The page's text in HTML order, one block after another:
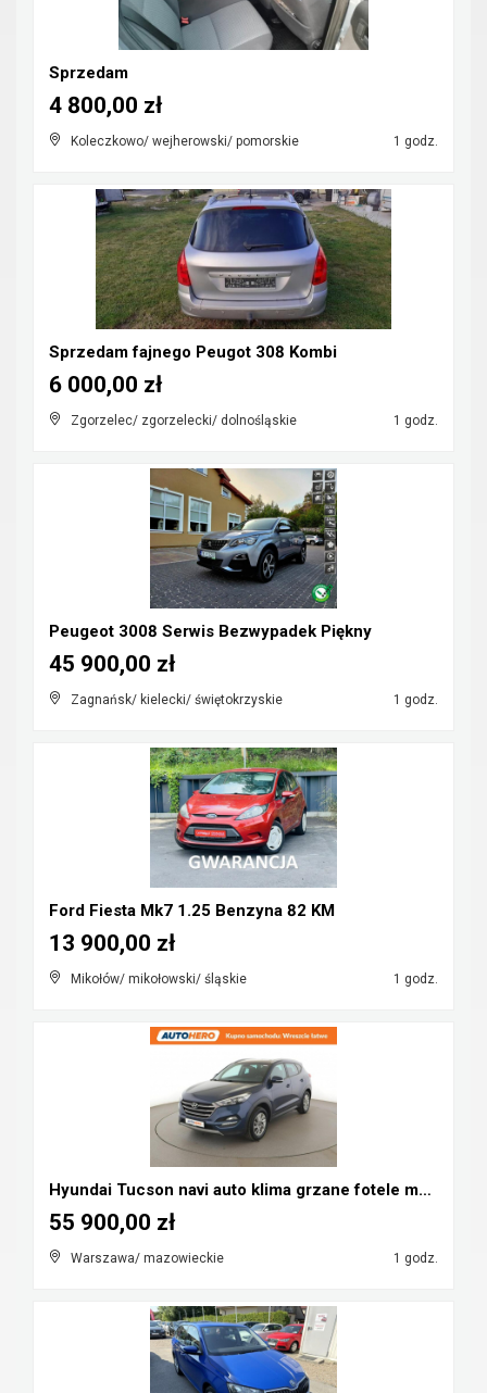
Sprzedam
Koleczkowo/ wejherowski/ pomorskie 1 godz.
4 800,00 zł
Sprzedam fajnego Peugot 308 Kombi
Zgorzelec/ zgorzelecki/ dolnośląskie 1 godz.
6 000,00 zł
Peugeot 3008 Serwis Bezwypadek Piękny
Zagnańsk/ kielecki/ świętokrzyskie 1 godz.
45 900,00 zł
Ford Fiesta Mk7 1.25 Benzyna 82 KM
Mikołów/ mikołowski/ śląskie 1 godz.
13 900,00 zł
Hyundai Tucson navi auto klima grzane fotele manua...
Warszawa/ mazowieckie 1 godz.
55 900,00 zł